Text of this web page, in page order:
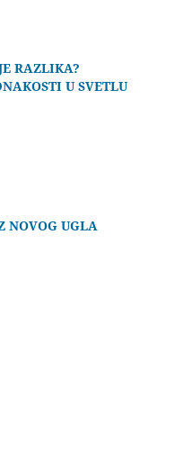
RAZLIKA?
U SVETLU
NOVOG UGLA